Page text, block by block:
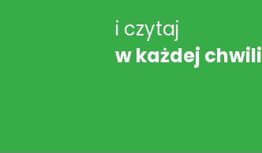
i czytaj
w każdej chwili